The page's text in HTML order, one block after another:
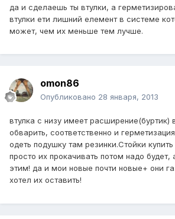
да и сделаешь ты втулки, а
втулки ети лишний елемент в системе
может, чем их меньше тем лучше.
omon86
Опубликовано 28 января, 2013
втулка с низу имеет расширение(буртик)
обварить, соответственно и
одеть подушку там резинки.Стойки
просто их прокачивать потом надо будет,
этим! да и мои новые почти новые+ они
хотел их оставить!